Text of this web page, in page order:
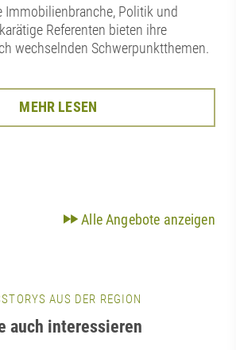
Immobilienbranche, Politik und
Referenten bieten ihre
wechselnden Schwerpunktthemen.
MEHR LESEN
Alle Angebote anzeigen
AUS DER REGION
auch interessieren